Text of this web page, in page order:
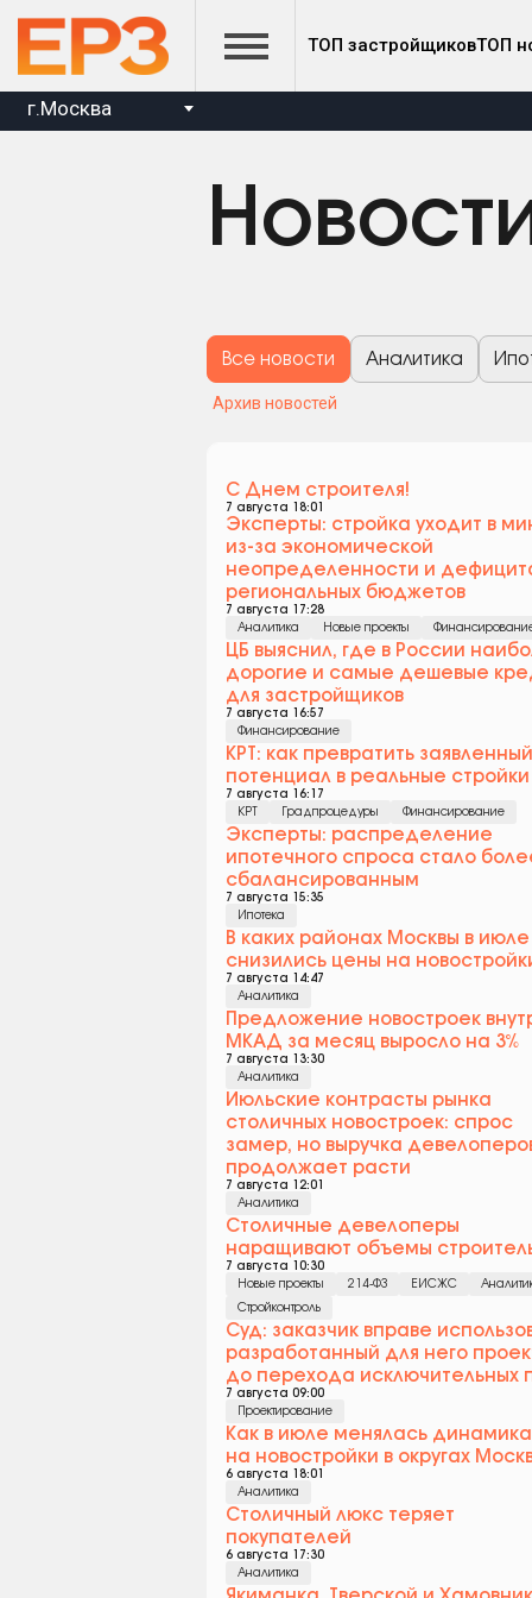
ТОП застройщиковТОП
г.Москва
Все новости Аналитика
Архив новостей
С Днем строителя!
7 августа 18:01
Эксперты: стройка уходит в
из-за экономической
неопределенности и
региональных бюджетов
7 августа 17:28
Аналитика
Новые проекты
ЦБ выяснил, где в России
дорогие и самые дешевые
для застройщиков
7 августа 16:57
Финансирование
КРТ: как превратить заявленный
потенциал в реальные стройки
7 августа 16:17
КРТ
Градпроцедуры Финансирование
Эксперты: распределение
ипотечного спроса стало
сбалансированным
7 августа 15:35
Ипотека
В каких районах Москвы в июле
снизились цены на
7 августа 14:47
Аналитика
Предложение новостроек
МКАД за месяц выросло на 3%
7 августа 13:30
Аналитика
Июльские контрасты рынка
столичных новостроек: спрос
замер, но выручка
продолжает расти
7 августа 12:01
Аналитика
Столичные девелоперы
наращивают объемы
7 августа 10:30
Новые проекты
214-ФЗ ЕИСЖС
Стройконтроль
Суд: заказчик вправе
разработанный для него
до перехода исключительных
7 августа 09:00
Проектирование
Как в июле менялась
на новостройки в округах
6 августа 18:01
Аналитика
Столичный люкс теряет
покупателей
6 августа 17:30
Аналитика